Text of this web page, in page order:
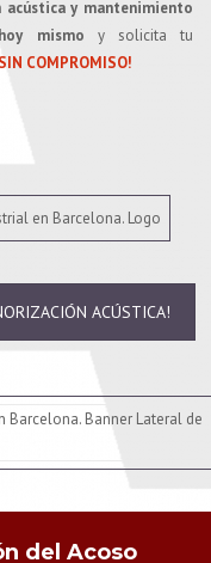
acústica y mantenimiento
mismo y solicita tu
COMPROMISO!
ACÚSTICA!
del Acoso